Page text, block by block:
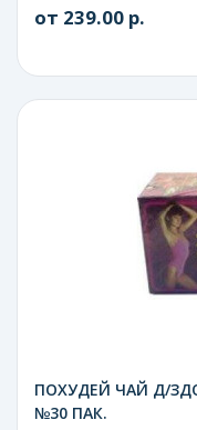
от 239.00 р.
ПОХУДЕЙ ЧАЙ Д/
№30 ПАК.